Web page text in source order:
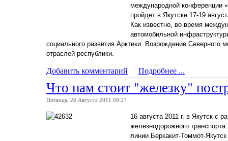
международной конференции
пройдет в Якутске 17-19
Как известно, во время
автомобильной
социального развития Арктики. Возрождение Северного
отраслей республики.
Добавить комментарий Подробнее ...
Что нам стоит "железку"
Пятница, 26 Августа 2011 09:27
16 августа 2011 г. в Якутск с
железнодорожного
линии Беркакит-Томмот-